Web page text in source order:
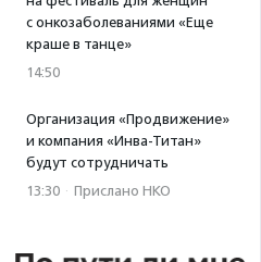
с онкозаболеваниями «Еще
краше в танце»
14:50
Организация «Продвижение»
и компания «Инва-Титан»
будут сотрудничать
13:30 · Прислано НКО